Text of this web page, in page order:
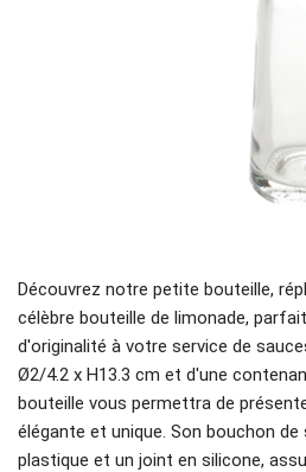
Découvrez notre petite bouteille,
célèbre bouteille de limonade,
d'originalité à votre service de
Ø2/4.2 x H13.3 cm et d'une
bouteille vous permettra de
élégante et unique. Son bouchon
plastique et un joint en silicone,